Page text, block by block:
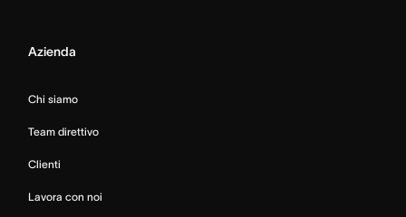
Azienda
Chi siamo
Team direttivo
Clienti
Lavora con noi